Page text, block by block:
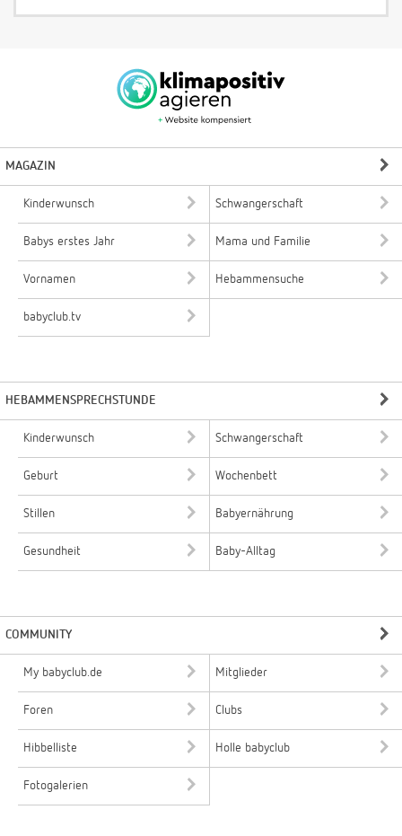
MAGAZIN
Kinderwunsch Schwangerschaft
Babys erstes Jahr Mama und Familie
Vornamen Hebammensuche
babyclub.tv
HEBAMMENSPRECHSTUNDE
Kinderwunsch Schwangerschaft
Geburt Wochenbett
Stillen Babyernährung
Gesundheit Baby-Alltag
COMMUNITY
My babyclub.de Mitglieder
Foren Clubs
Hibbelliste Holle babyclub
Fotogalerien